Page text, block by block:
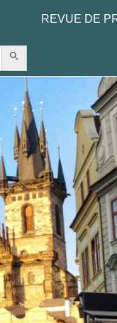
REVUE DE
Search Button